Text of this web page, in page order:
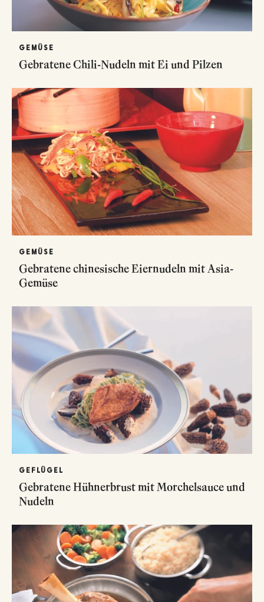
GEMÜSE
Gebratene Chili-Nudeln mit Ei und Pilzen
GEMÜSE
Gebratene chinesische Eiernudeln mit Asia-
Gemüse
GEFLÜGEL
Gebratene Hühnerbrust mit Morchelsauce und
Nudeln